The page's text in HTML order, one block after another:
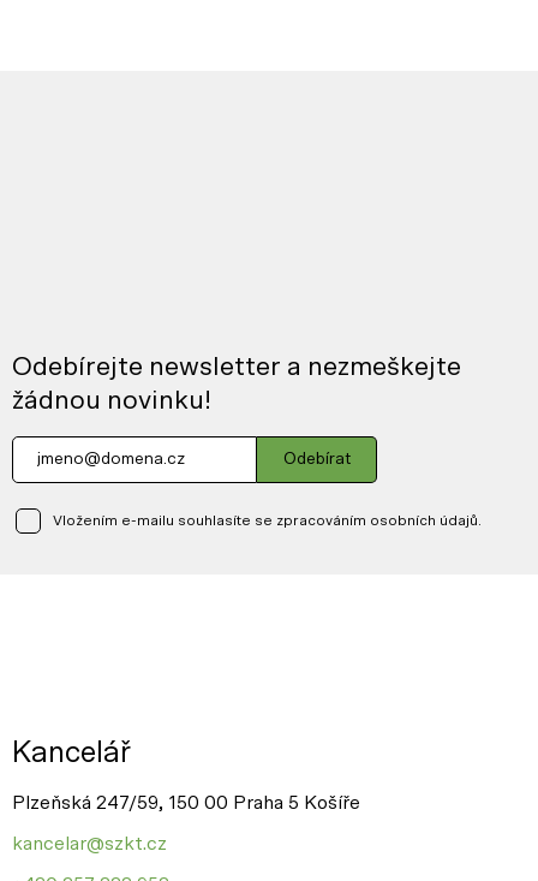
Odebírejte newsletter a nezmeškejte
žádnou novinku!
Odebírat
Vložením e-mailu souhlasíte se zpracováním osobních údajů.
Kancelář
Plzeňská 247/59, 150 00 Praha 5 Košíře
kancelar@szkt.cz